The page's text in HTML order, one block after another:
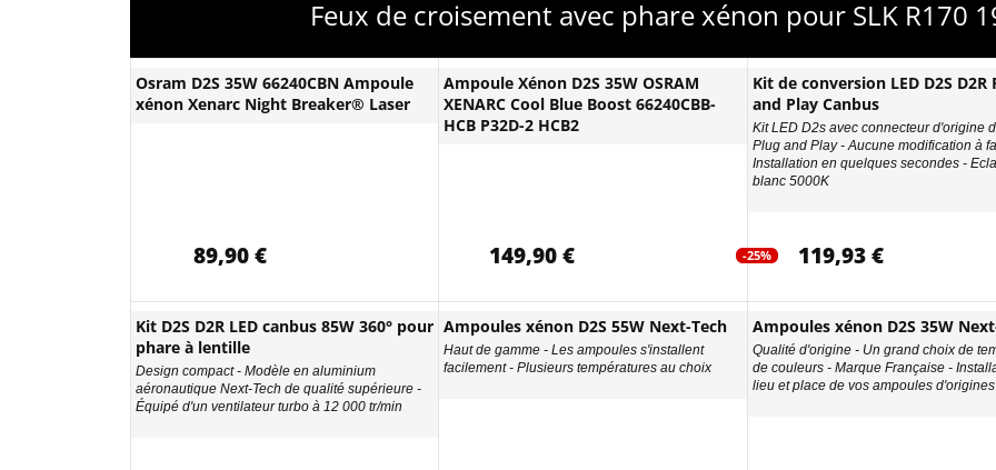
Feux de croisement avec phare xénon pour SLK R170
Osram D2S 35W 66240CBN Ampoule
xénon Xenarc Night Breaker® Laser
89,90 €
Ampoule Xénon D2S 35W OSRAM
XENARC Cool Blue Boost 66240CBB-
HCB P32D-2 HCB2
149,90 €
Kit de conversion LED D2S D2R
and Play Canbus
Kit LED D2s avec connecteur d'origine
Plug and Play - Aucune modification à
Installation en quelques secondes -
blanc 5000K
-25% 119,93 €
Kit D2S D2R LED canbus 85W 360° pour
phare à lentille
Design compact - Modèle en aluminium
aéronautique Next-Tech de qualité supérieure -
Équipé d'un ventilateur turbo à 12 000 tr/min
Ampoules xénon D2S 55W Next-Tech
Haut de gamme - Les ampoules s'installent
facilement - Plusieurs températures au choix
Ampoules xénon D2S 35W
Qualité d'origine - Un grand choix de
de couleurs - Marque Française -
lieu et place de vos ampoules d'origines